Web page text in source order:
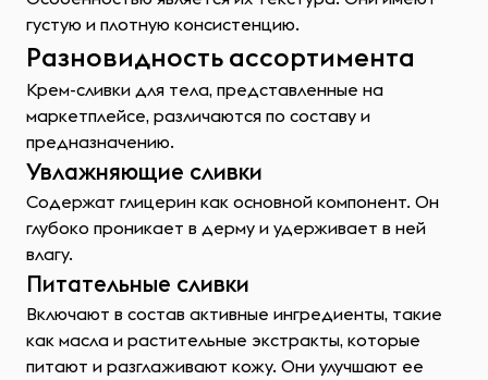
густую и плотную консистенцию.
Разновидность ассортимента
Крем-сливки для тела, представленные на
маркетплейсе, различаются по составу и
предназначению.
Увлажняющие сливки
Содержат глицерин как основной компонент. Он
глубоко проникает в дерму и удерживает в ней
влагу.
Питательные сливки
Включают в состав активные ингредиенты, такие
как масла и растительные экстракты, которые
питают и разглаживают кожу. Они улучшают ее